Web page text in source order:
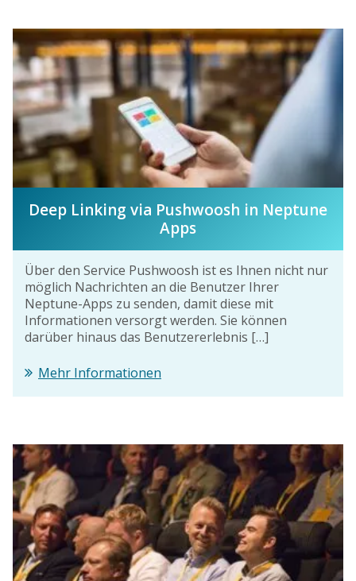
Deep Linking via Pushwoosh in Neptune
Apps
Über den Service Pushwoosh ist es Ihnen nicht nur
möglich Nachrichten an die Benutzer Ihrer
Neptune-Apps zu senden, damit diese mit
Informationen versorgt werden. Sie können
darüber hinaus das Benutzererlebnis […]
Mehr Informationen